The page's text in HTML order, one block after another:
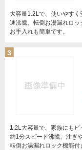
大容量1.2Lで、使いやすく
速沸騰、転倒お湯漏れロッ
お手入れも簡単です。
3
1.2L大容量で、家族にもピ
約1分スピード沸騰、注ぎ
転倒お湯漏れロック機能付